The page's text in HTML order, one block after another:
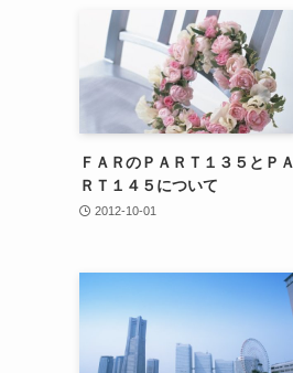
ＦＡＲのＰＡＲＴ１３５とＰＡ
ＲＴ１４５について
2012-10-01